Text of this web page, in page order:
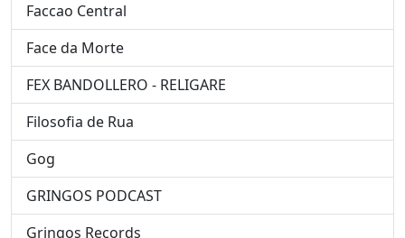
Faccao Central
Face da Morte
FEX BANDOLLERO - RELIGARE
Filosofia de Rua
Gog
GRINGOS PODCAST
Gringos Records